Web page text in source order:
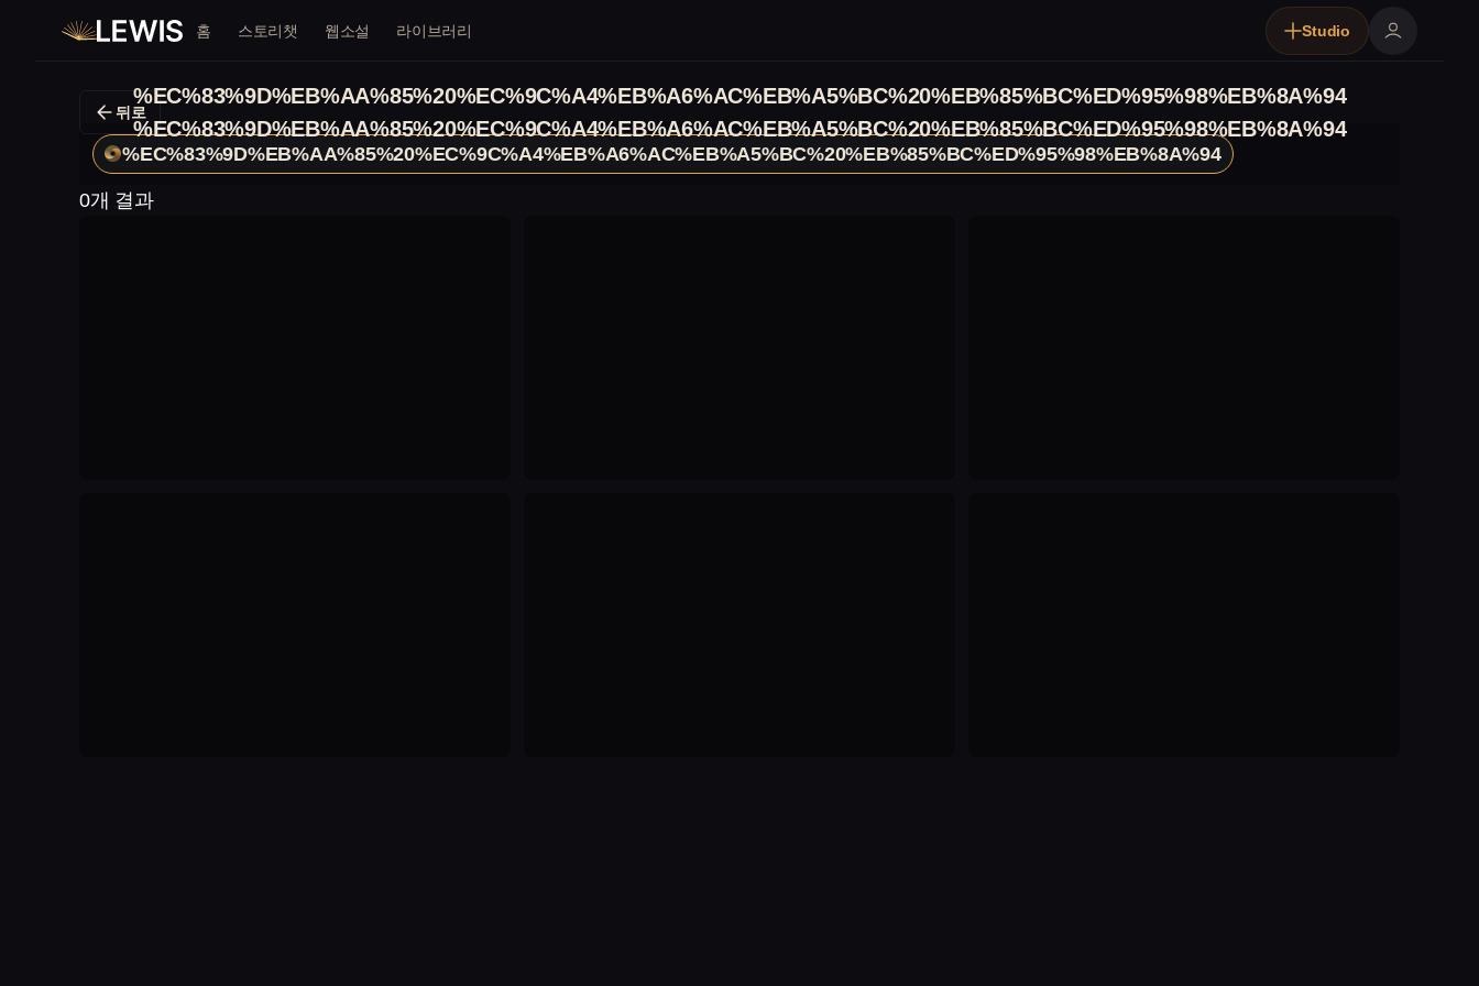
홈 스토리챗 웹소설 라이브러리 Studio
뒤로
%EC%83%9D%EB%AA%85%20%EC%9C%A4%EB%A6%AC%EB%A5%BC%20%EB%85%BC%ED%95%98%EB%8A%94
%EC%83%9D%EB%AA%85%20%EC%9C%A4%EB%A6%AC%EB%A5%BC%20%EB%85%BC%ED%95%98%EB%8A%94
%EC%83%9D%EB%AA%85%20%EC%9C%A4%EB%A6%AC%EB%A5%BC%20%EB%85%BC%ED%95%98%EB%8A%94
0개 결과